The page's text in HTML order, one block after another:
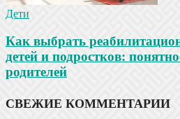
Дети
Как выбрать
детей и подростков:
родителей
СВЕЖИЕ КОММЕНТАРИИ